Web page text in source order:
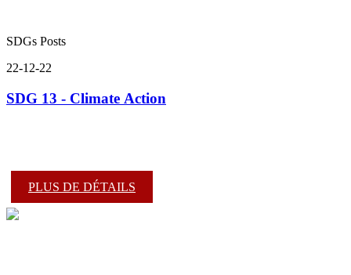
SDGs Posts
22-12-22
SDG 13 - Climate Action
PLUS DE DÉTAILS